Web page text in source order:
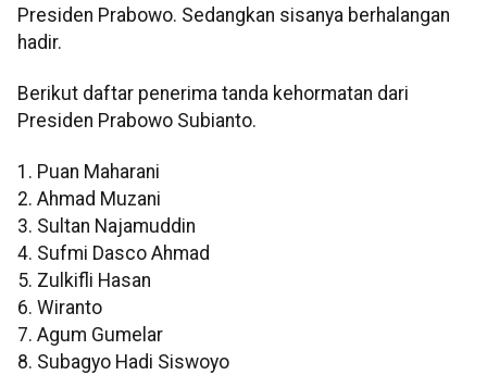
Presiden Prabowo. Sedangkan sisanya berhalangan
hadir.
Berikut daftar penerima tanda kehormatan dari
Presiden Prabowo Subianto.
1. Puan Maharani
2. Ahmad Muzani
3. Sultan Najamuddin
4. Sufmi Dasco Ahmad
5. Zulkifli Hasan
6. Wiranto
7. Agum Gumelar
8. Subagyo Hadi Siswoyo